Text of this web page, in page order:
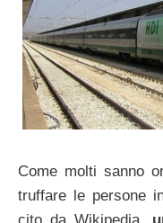
Come molti sanno
truffare le persone